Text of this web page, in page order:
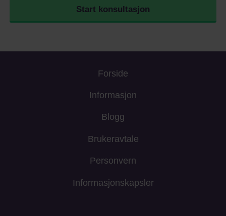
Start konsultasjon
Forside
Informasjon
Blogg
Brukeravtale
Personvern
Informasjonskapsler